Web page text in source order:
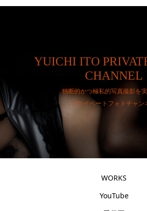
YUICHI ITO
CHANNEL
独断的かつ極私的写真撮影を
プライベートフォトチャン
WORKS
YouTube